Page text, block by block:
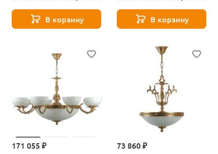
В корзину В корзину
171 055 ₽ 73 860 ₽